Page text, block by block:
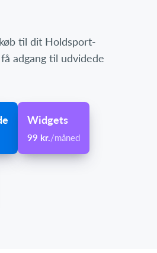
til dit Holdsport-
adgang til udvidede
Widgets
99 kr./måned